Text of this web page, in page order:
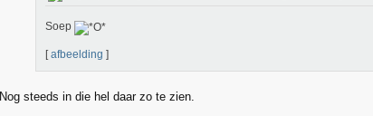
Soep
[afbeelding ]
Nog steeds in die hel daar zo te zien.